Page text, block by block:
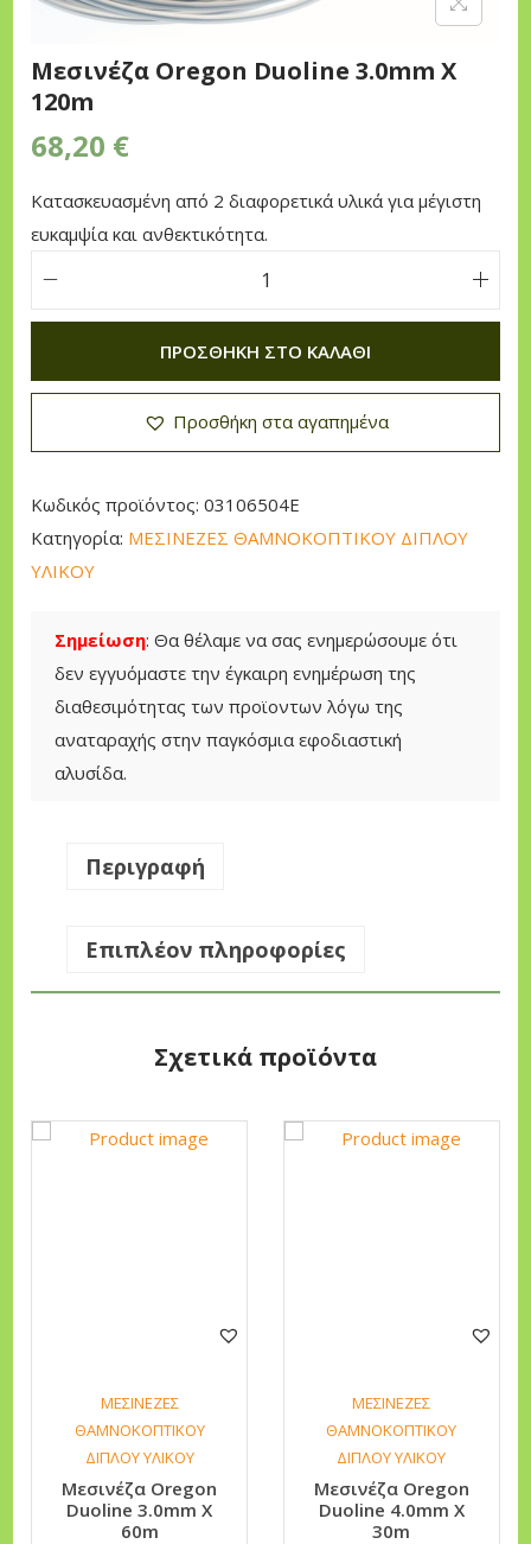
n
Μεσινέζα Oregon Duoline 3.0mm X
120m
68,20 €
Κατασκευασμένη από 2 διαφορετικά υλικά για μέγιστη
ευκαμψία και ανθεκτικότητα.
Σημείωση: Θα θέλαμε να σας ενημερώσουμε ότι
δεν εγγυόμαστε την έγκαιρη ενημέρωση της
διαθεσιμότητας των προϊοντων λόγω της
αναταραχής στην παγκόσμια εφοδιαστική
αλυσίδα.
Μ
ε
σ
ι
ν
ζ
α
e
3
0
ΠΡΟΣΘΉΚΗ ΣΤΟ ΚΑΛΆΘΙ
Προσθήκη στα αγαπημένα
Κωδικός προϊόντος:03106504E
Κατηγορία: ΜΕΣΙΝΕΖΕΣ ΘΑΜΝΟΚΟΠΤΙΚΟΥ ΔΙΠΛΟΥ
ΥΛΙΚΟΥ
Περιγραφή
Επιπλέον πληροφορίες
Σχετικά προϊόντα
ΜΕΣΙΝΕΖΕΣ
ΘΑΜΝΟΚΟΠΤΙΚΟΥ
ΔΙΠΛΟΥ ΥΛΙΚΟΥ
Μεσινέζα Oregon
Duoline 3.0mm X
60m
ΜΕΣΙΝΕΖΕΣ
ΘΑΜΝΟΚΟΠΤΙΚΟΥ
ΔΙΠΛΟΥ ΥΛΙΚΟΥ
Μεσινέζα Oregon
Duoline 4.0mm X
30m